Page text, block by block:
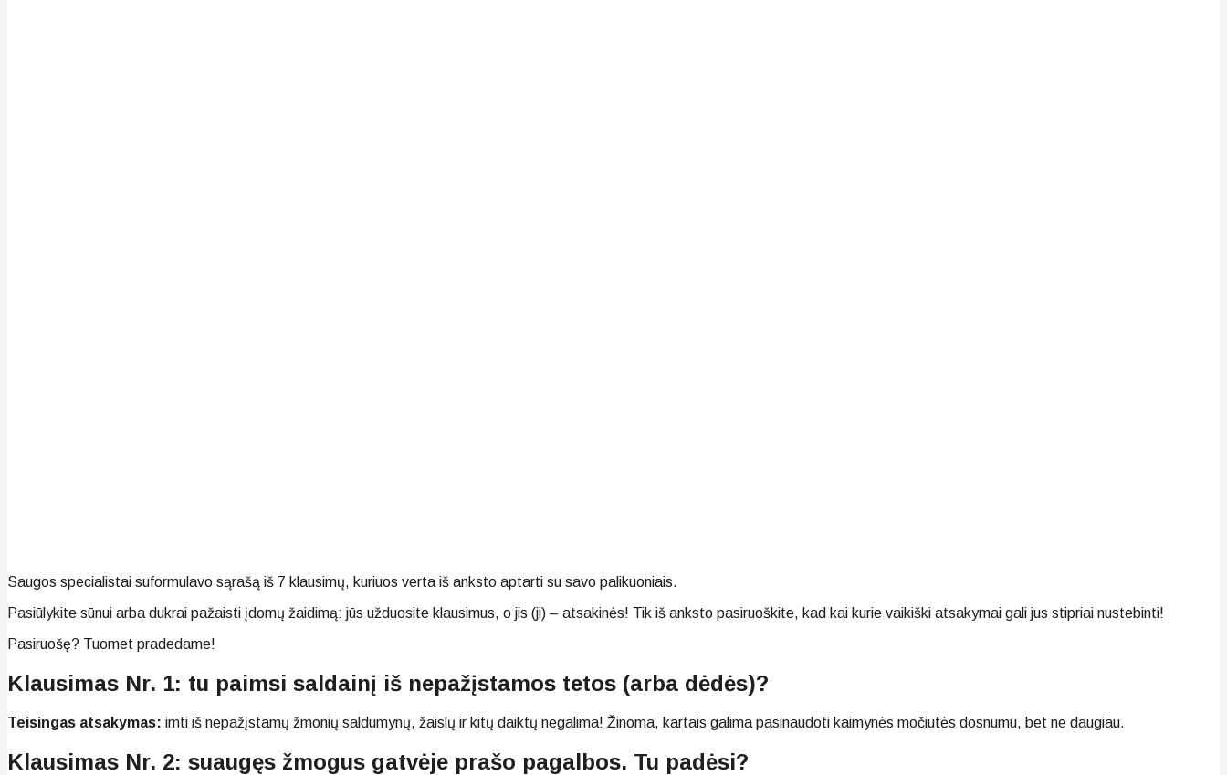
Saugos specialistai suformulavo sąrašą iš 7 klausimų, kuriuos verta iš anksto aptarti su savo palikuoniais.
Pasiūlykite sūnui arba dukrai pažaisti įdomų žaidimą: jūs užduosite klausimus, o jis (ji) – atsakinės! Tik iš anksto pasiruoškite, kad kai kurie vaikiški atsakymai gali jus stipriai nustebinti!
Pasiruošę? Tuomet pradedame!
Klausimas Nr. 1: tu paimsi saldainį iš nepažįstamos tetos (arba dėdės)?
Teisingas atsakymas: imti iš nepažįstamų žmonių saldumynų, žaislų ir kitų daiktų negalima! Žinoma, kartais galima pasinaudoti kaimynės močiutės dosnumu, bet ne daugiau.
Klausimas Nr. 2: suaugęs žmogus gatvėje prašo pagalbos. Tu padėsi?